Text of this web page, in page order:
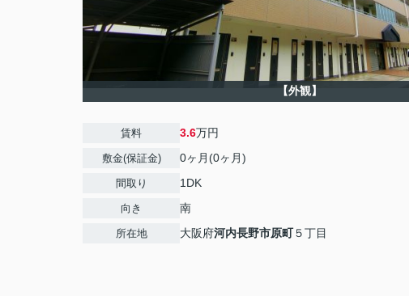
【外観】
賃料 3.6万円
敷金(保証金) 0ヶ月(0ヶ月)
間取り 1DK
向き 南
所在地 大阪府河内長野市原町５丁目